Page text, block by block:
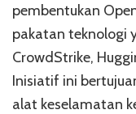
pembentukan
pakatan teknologi
CrowdStrike,
Inisiatif ini
alat keselamatan